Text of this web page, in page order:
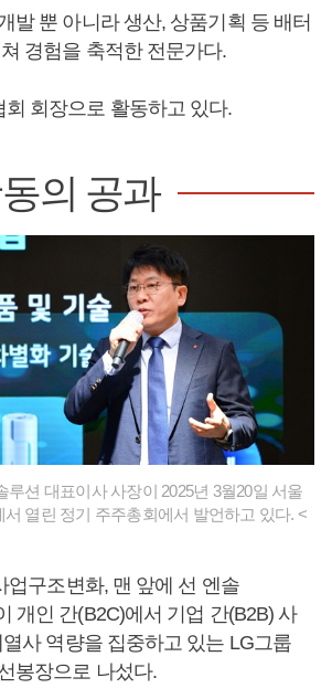
발 뿐 아니라 생산, 상품기획 등 배터
경험을 축적한 전문가다.
회장으로 활동하고 있다.
의 공과
루션 대표이사 사장이 2025년 3월20일 서울
열린 정기 주주총회에서 발언하고 있다. <
업구조변화, 맨 앞에 선 엔솔
개인 간(B2C)에서 기업 간(B2B) 사
열사 역량을 집중하고 있는 LG그룹
봉장으로 나섰다.